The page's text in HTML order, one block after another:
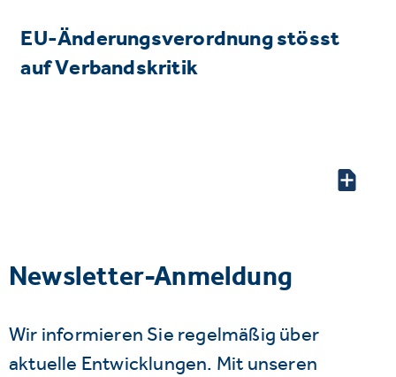
EU-Änderungsverordnung stösst
auf Verbandskritik
Newsletter-Anmeldung
Wir informieren Sie regelmäßig über
aktuelle Entwicklungen. Mit unseren